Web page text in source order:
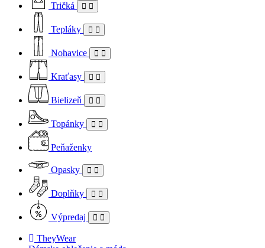
Tričká
Tepláky
Nohavice
Kraťasy
Bielizeň
Topánky
Peňaženky
Opasky
Doplňky
Výpredaj
TheyWear